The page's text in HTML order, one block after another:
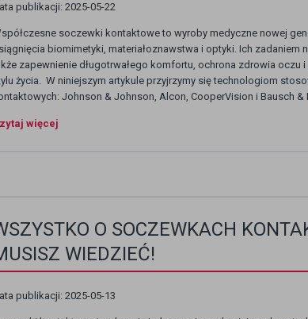
publikacji: 2025-05-22
soczewki kontaktowe to wyroby medyczne nowej
biomimetyki, materiałoznawstwa i optyki. Ich zadaniem
zapewnienie długotrwałego komfortu, ochrona zdrowia oczu
życia. W niniejszym artykule przyjrzymy się technologiom
Johnson & Johnson, Alcon, CooperVision i Bausch &
więcej
O SOCZEWKACH
WIEDZIEĆ!
publikacji: 2025-05-13